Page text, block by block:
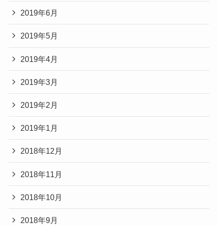
2019年6月
2019年5月
2019年4月
2019年3月
2019年2月
2019年1月
2018年12月
2018年11月
2018年10月
2018年9月